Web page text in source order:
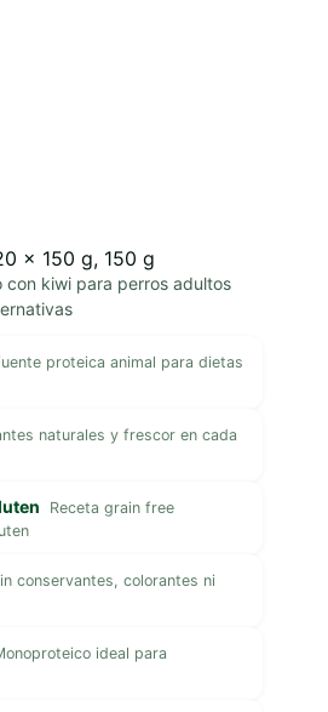
x 150 g, 150 g
kiwi para perros adultos
proteica animal para dietas
naturales y frescor en cada
Receta grain free
conservantes, colorantes ni
ideal para